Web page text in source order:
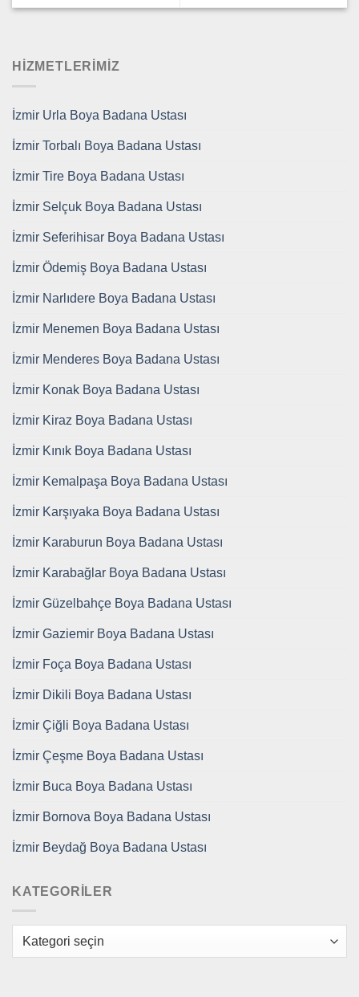
HİZMETLERİMİZ
İzmir Urla Boya Badana Ustası
İzmir Torbalı Boya Badana Ustası
İzmir Tire Boya Badana Ustası
İzmir Selçuk Boya Badana Ustası
İzmir Seferihisar Boya Badana Ustası
İzmir Ödemiş Boya Badana Ustası
İzmir Narlıdere Boya Badana Ustası
İzmir Menemen Boya Badana Ustası
İzmir Menderes Boya Badana Ustası
İzmir Konak Boya Badana Ustası
İzmir Kiraz Boya Badana Ustası
İzmir Kınık Boya Badana Ustası
İzmir Kemalpaşa Boya Badana Ustası
İzmir Karşıyaka Boya Badana Ustası
İzmir Karaburun Boya Badana Ustası
İzmir Karabağlar Boya Badana Ustası
İzmir Güzelbahçe Boya Badana Ustası
İzmir Gaziemir Boya Badana Ustası
İzmir Foça Boya Badana Ustası
İzmir Dikili Boya Badana Ustası
İzmir Çiğli Boya Badana Ustası
İzmir Çeşme Boya Badana Ustası
İzmir Buca Boya Badana Ustası
İzmir Bornova Boya Badana Ustası
İzmir Beydağ Boya Badana Ustası
KATEGORILER
Kategoriler